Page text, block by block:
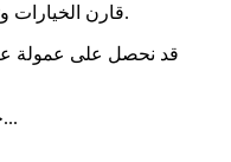
قارن الخيارات وتحقق من الأسعار والتوافر الحاليين.
قد نحصل على عمولة
جارٍ البحث عن أماكن إقامة متاحة...